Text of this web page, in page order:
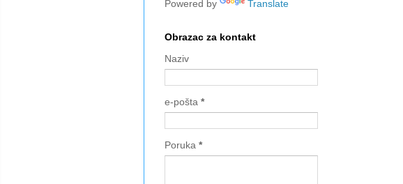
Powered by Translate
Obrazac za kontakt
Naziv
e-pošta *
Poruka *